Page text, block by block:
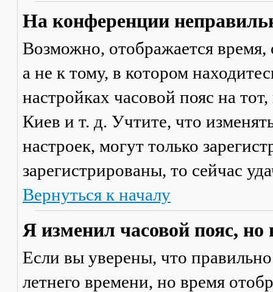
На конференции
Возможно, отображается время,
а не к тому, в котором
настройках часовой пояс на
Киев и т. д. Учтите, что
настроек, могут только
зарегистрированы, то сейчас
Вернуться к началу
Я изменил часовой пояс,
Если вы уверены, что
летнего времени, но время